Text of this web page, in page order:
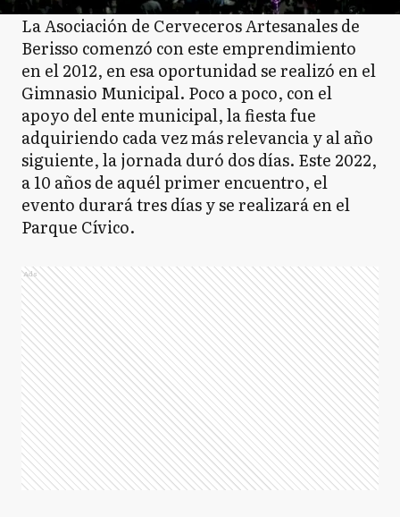
La Asociación de Cerveceros Artesanales de
Berisso comenzó con este emprendimiento
en el 2012, en esa oportunidad se realizó en el
Gimnasio Municipal. Poco a poco, con el
apoyo del ente municipal, la fiesta fue
adquiriendo cada vez más relevancia y al año
siguiente, la jornada duró dos días. Este 2022,
a 10 años de aquél primer encuentro, el
evento durará tres días y se realizará en el
Parque Cívico.
Ads